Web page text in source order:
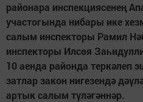
районара инспекциясенең
участогында нибары ике
салым инспекторы Рамил
инспекторы Илсөя
10 аенда районда теркәлеп
затлар закон нигезендә
артык салым түләгәннәр.